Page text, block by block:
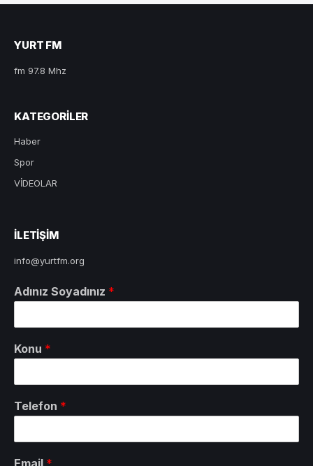
YURT FM
fm 97.8 Mhz
KATEGORILER
Haber
Spor
VİDEOLAR
ILETIŞIM
info@yurtfm.org
Adınız Soyadınız *
Konu *
Telefon *
Email *